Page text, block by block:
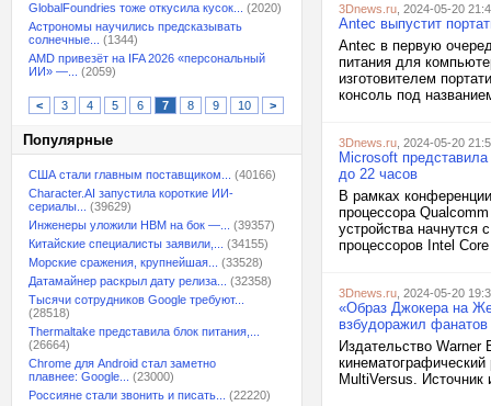
GlobalFoundries тоже откусила кусок...
(2020)
Астрономы научились предсказывать
солнечные...
(1344)
AMD привезёт на IFA 2026 «персональный
ИИ» —...
(2059)
< 3 4 5 6 7 8 9 10 >
Популярные
США стали главным поставщиком...
(40166)
Character.AI запустила короткие ИИ-
сериалы...
(39629)
Инженеры уложили HBM на бок —...
(39357)
Китайские специалисты заявили,...
(34155)
Морские сражения, крупнейшая...
(33528)
Датамайнер раскрыл дату релиза...
(32358)
Тысячи сотрудников Google требуют...
(28518)
Thermaltake представила блок питания,...
(26664)
Chrome для Android стал заметно
плавнее: Google...
(23000)
Россияне стали звонить и писать...
(22220)
3Dnews.ru , 2024-05-20
Antec выпустит
Antec в первую
питания для
изготовителем
консоль под
3Dnews.ru , 2024-05-20
Microsoft
до 22 часов
В рамках
процессора
устройства начнутся
процессоров Intel
3Dnews.ru , 2024-05-20
«Образ Джокера на
взбудоражил
Издательство Warner
MultiVersus.